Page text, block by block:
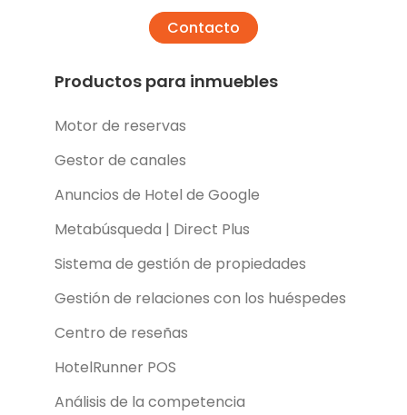
Contacto
Productos para inmuebles
Motor de reservas
Gestor de canales
Anuncios de Hotel de Google
Metabúsqueda | Direct Plus
Sistema de gestión de propiedades
Gestión de relaciones con los huéspedes
Centro de reseñas
HotelRunner POS
Análisis de la competencia